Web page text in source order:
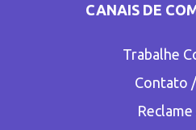
CANAIS DE
Trabalhe
Contato